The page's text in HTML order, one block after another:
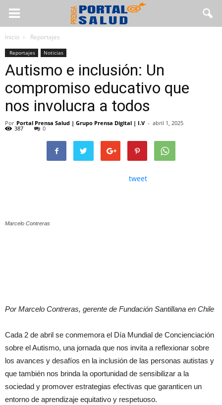
Inicio Reportajes
Reportajes Noticias
Autismo e inclusión: Un
compromiso educativo que
nos involucra a todos
Por Portal Prensa Salud | Grupo Prensa Digital | I.V - abril 1, 2025
387 0
tweet
Marcelo Contreras
Por Marcelo Contreras, gerente de Fundación Santillana en Chile
Cada 2 de abril se conmemora el Día Mundial de Concienciación
sobre el Autismo, una jornada que nos invita a reflexionar sobre
los avances y desafíos en la inclusión de las personas autistas y
que también nos brinda la oportunidad de sensibilizar a la
sociedad y promover estrategias efectivas que garanticen un
entorno de aprendizaje equitativo y respetuoso.